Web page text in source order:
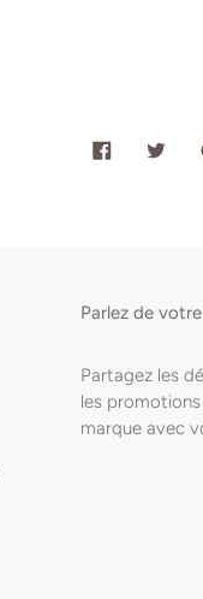
PARTAGER
Parlez de
Partagez les
les
marque avec